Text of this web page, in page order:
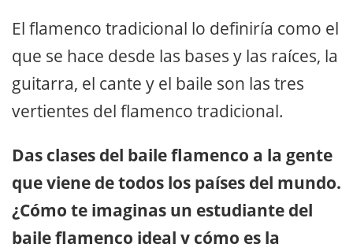
El flamenco tradicional lo definiría como el
que se hace desde las bases y las raíces, la
guitarra, el cante y el baile son las tres
vertientes del flamenco tradicional.
Das clases del baile flamenco a la gente
que viene de todos los países del mundo.
¿Cómo te imaginas un estudiante del
baile flamenco ideal y cómo es la